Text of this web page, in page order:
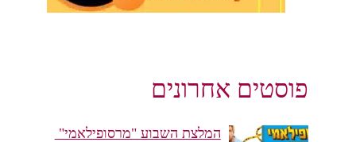
פוסטים אחרונים
המלצת השבוע "מרסופילאמי"